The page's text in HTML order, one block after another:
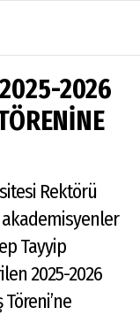
AlanyaTime
TV
Gazipaşa
Canlı Uçak
Seyir
Takip
Künye
2026
Rektörü
akademisyenler
Tayyip
2025-2026